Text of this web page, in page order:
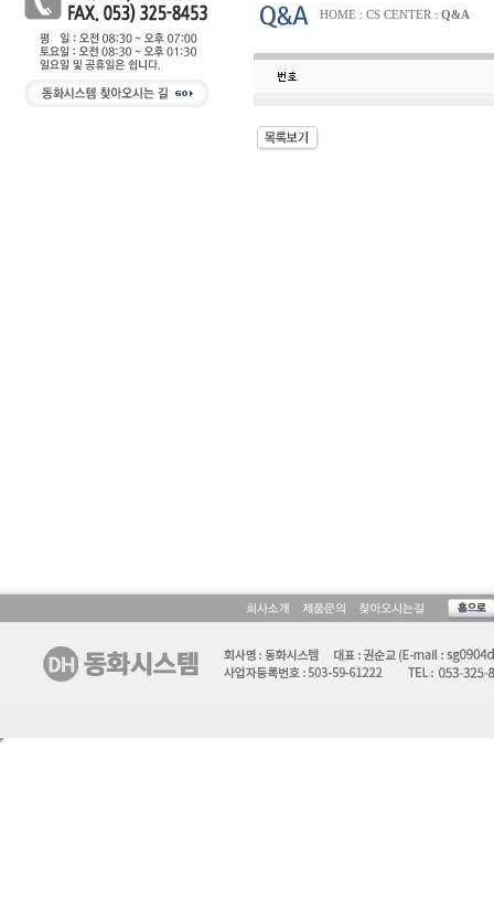
HOME : CS CENTER : Q&A